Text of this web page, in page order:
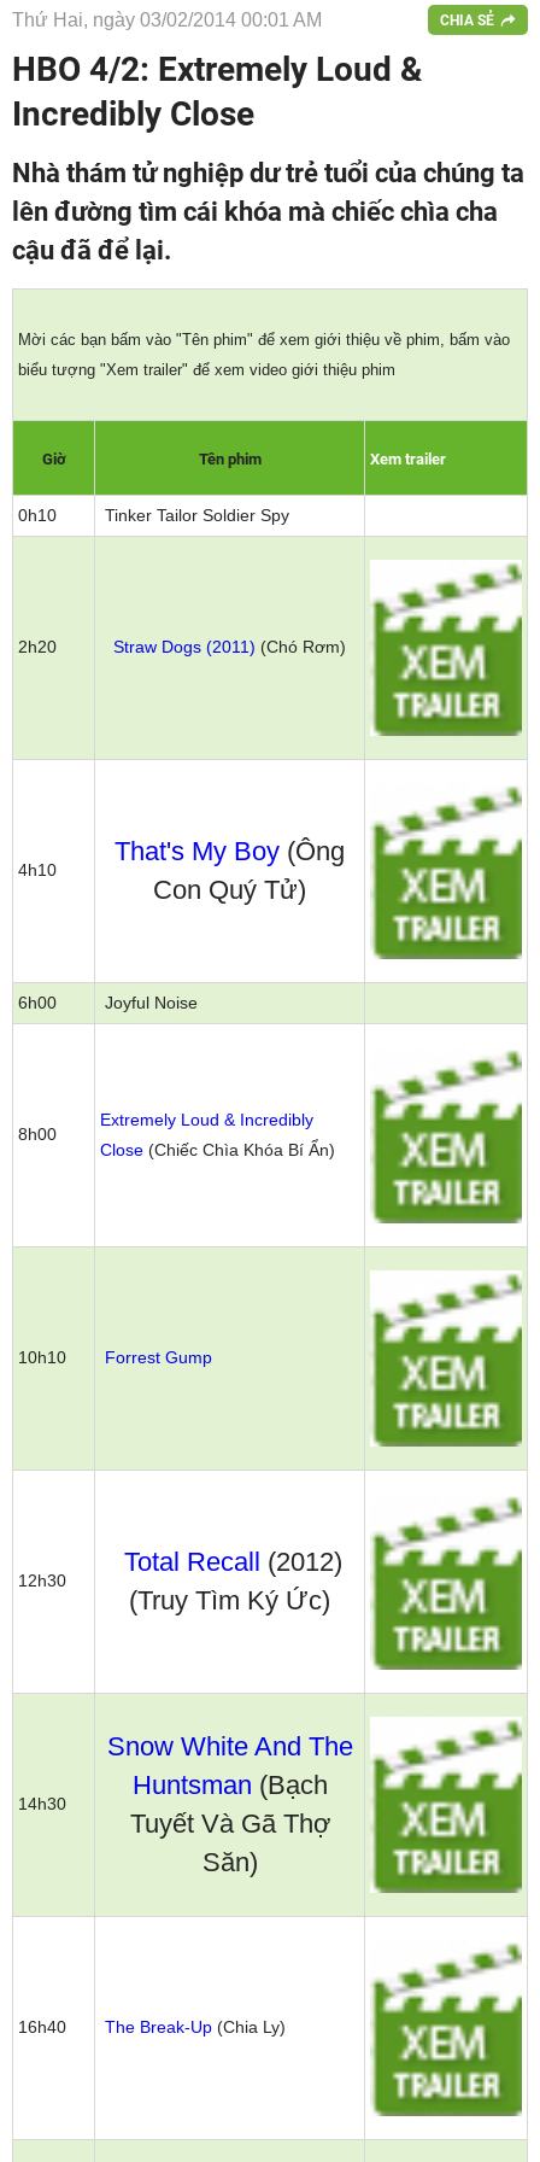
Thứ Hai, ngày 03/02/2014 00:01 AM CHIA SẺ
HBO 4/2: Extremely Loud &
Incredibly Close
Nhà thám tử nghiệp dư trẻ tuổi của chúng ta
lên đường tìm cái khóa mà chiếc chìa cha
cậu đã để lại.
Mời các bạn bấm vào "Tên phim" để xem giới thiệu về phim, bấm vào
biểu tượng "Xem trailer" để xem video giới thiệu phim
Giờ Tên phim Xem trailer
0h10 Tinker Tailor Soldier Spy
2h20 Straw Dogs (2011) (Chó Rơm)
4h10
That's My Boy (Ông
Con Quý Tử)
6h00 Joyful Noise
8h00
Extremely Loud & Incredibly
Close (Chiếc Chìa Khóa Bí Ẩn)
10h10 Forrest Gump
12h30
Total Recall (2012)
(Truy Tìm Ký Ức)
14h30
Snow White And The
Huntsman (Bạch
Tuyết Và Gã Thợ
Săn)
16h40 The Break-Up (Chia Ly)